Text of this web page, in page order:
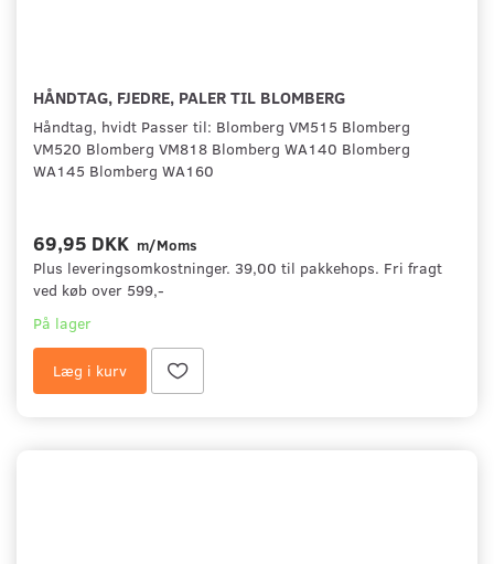
HÅNDTAG, FJEDRE, PALER TIL BLOMBERG
Håndtag, hvidt Passer til: Blomberg VM515 Blomberg
VM520 Blomberg VM818 Blomberg WA140 Blomberg
WA145 Blomberg WA160
69,95 DKK m/Moms
Plus leveringsomkostninger. 39,00 til pakkehops. Fri fragt
ved køb over 599,-
På lager
Læg i kurv